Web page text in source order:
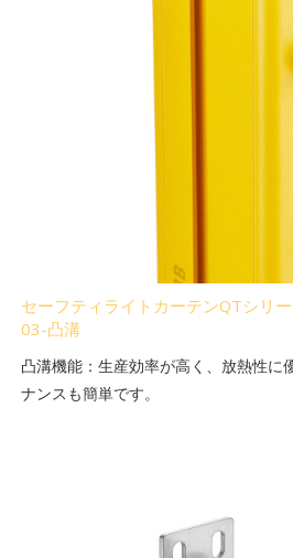
セーフティライトカーテンQTシリ
03-凸溝
凸溝機能：生産効率が高く、放熱性に
ナンスも簡単です。